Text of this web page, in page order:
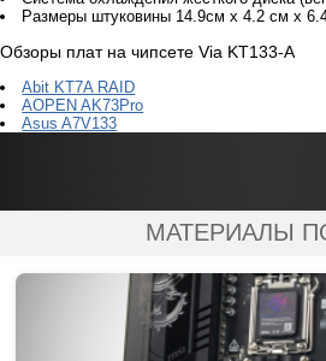
Размеры штуковины 14.9см x 4.2 см x
Обзоры плат на чипсете Via KT133-A
Abit KT7A RAID
AOPEN AK73Pro
Asus A7V133
МАТЕРИАЛЫ